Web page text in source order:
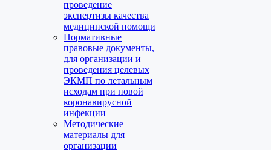
проведение
экспертизы качества
медицинской помощи
Нормативные
правовые документы,
для организации и
проведения целевых
ЭКМП по летальным
исходам при новой
коронавирусной
инфекции
Методические
материалы для
организации